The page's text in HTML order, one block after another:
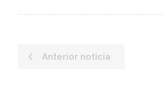
Anterior noticia